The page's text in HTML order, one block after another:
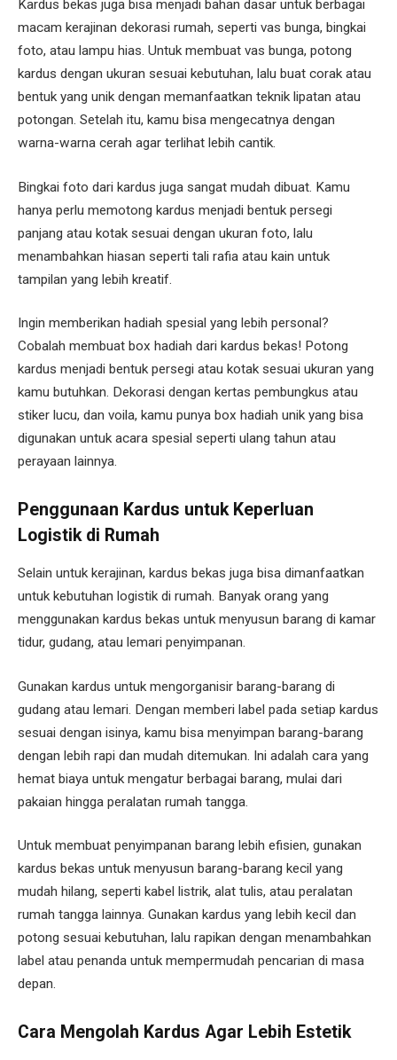
Kardus bekas juga bisa menjadi bahan dasar untuk berbagai
macam kerajinan dekorasi rumah, seperti vas bunga, bingkai
foto, atau lampu hias. Untuk membuat vas bunga, potong
kardus dengan ukuran sesuai kebutuhan, lalu buat corak atau
bentuk yang unik dengan memanfaatkan teknik lipatan atau
potongan. Setelah itu, kamu bisa mengecatnya dengan
warna-warna cerah agar terlihat lebih cantik.
Bingkai foto dari kardus juga sangat mudah dibuat. Kamu
hanya perlu memotong kardus menjadi bentuk persegi
panjang atau kotak sesuai dengan ukuran foto, lalu
menambahkan hiasan seperti tali rafia atau kain untuk
tampilan yang lebih kreatif.
Ingin memberikan hadiah spesial yang lebih personal?
Cobalah membuat box hadiah dari kardus bekas! Potong
kardus menjadi bentuk persegi atau kotak sesuai ukuran yang
kamu butuhkan. Dekorasi dengan kertas pembungkus atau
stiker lucu, dan voila, kamu punya box hadiah unik yang bisa
digunakan untuk acara spesial seperti ulang tahun atau
perayaan lainnya.
Penggunaan Kardus untuk Keperluan
Logistik di Rumah
Selain untuk kerajinan, kardus bekas juga bisa dimanfaatkan
untuk kebutuhan logistik di rumah. Banyak orang yang
menggunakan kardus bekas untuk menyusun barang di kamar
tidur, gudang, atau lemari penyimpanan.
Gunakan kardus untuk mengorganisir barang-barang di
gudang atau lemari. Dengan memberi label pada setiap kardus
sesuai dengan isinya, kamu bisa menyimpan barang-barang
dengan lebih rapi dan mudah ditemukan. Ini adalah cara yang
hemat biaya untuk mengatur berbagai barang, mulai dari
pakaian hingga peralatan rumah tangga.
Untuk membuat penyimpanan barang lebih efisien, gunakan
kardus bekas untuk menyusun barang-barang kecil yang
mudah hilang, seperti kabel listrik, alat tulis, atau peralatan
rumah tangga lainnya. Gunakan kardus yang lebih kecil dan
potong sesuai kebutuhan, lalu rapikan dengan menambahkan
label atau penanda untuk mempermudah pencarian di masa
depan.
Cara Mengolah Kardus Agar Lebih Estetik